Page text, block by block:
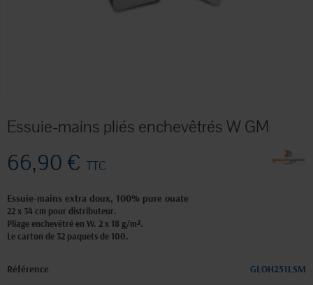
Essuie-mains pliés enchevêtrés W GM
66,90 € TTC
Essuie-mains extra doux, 100% pure ouate
22 x 34 cm pour distributeur.
Pliage enchevêtré en W. 2 x 18 g/m².
Le carton de 32 paquets de 100.
Référence GLOH251LSM